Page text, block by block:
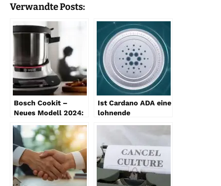
Verwandte Posts:
Bosch Cookit –
Neues Modell 2024:
Küchenhilfe für
jeden Koch
Ist Cardano ADA eine
lohnende